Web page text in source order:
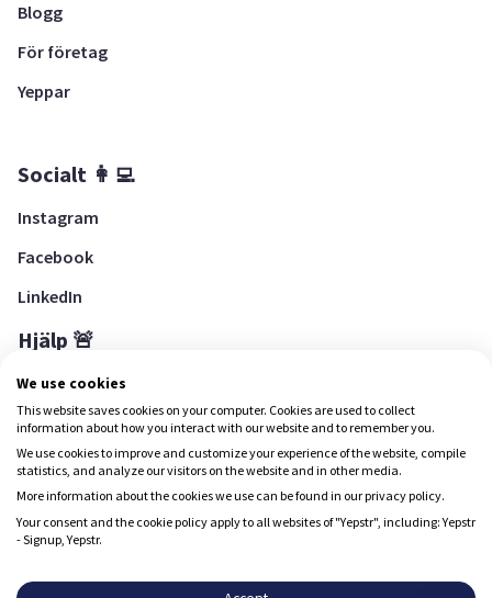
Blogg
För företag
Yeppar
Socialt 👩‍💻
Instagram
Facebook
LinkedIn
Hjälp 🚨
Hjälpcenter
Ladda ned Yepstr
Ladda ned Yepstr
upplevelse.
We use cookies
This website saves cookies on your computer. Cookies are used to collect
information about how you interact with our website and to remember you.
We use cookies to improve and customize your experience of the website, compile
statistics, and analyze our visitors on the website and in other media.
More information about the cookies we use can be found in our privacy policy.
Your consent and the cookie policy apply to all websites of "Yepstr", including: Yepstr
- Signup, Yepstr.